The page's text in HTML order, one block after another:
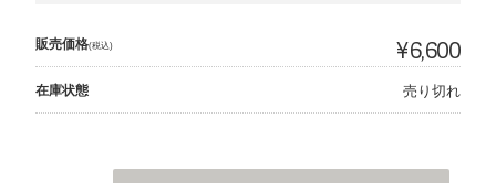
販売価格(税込) ¥6,600
在庫状態 売り切れ